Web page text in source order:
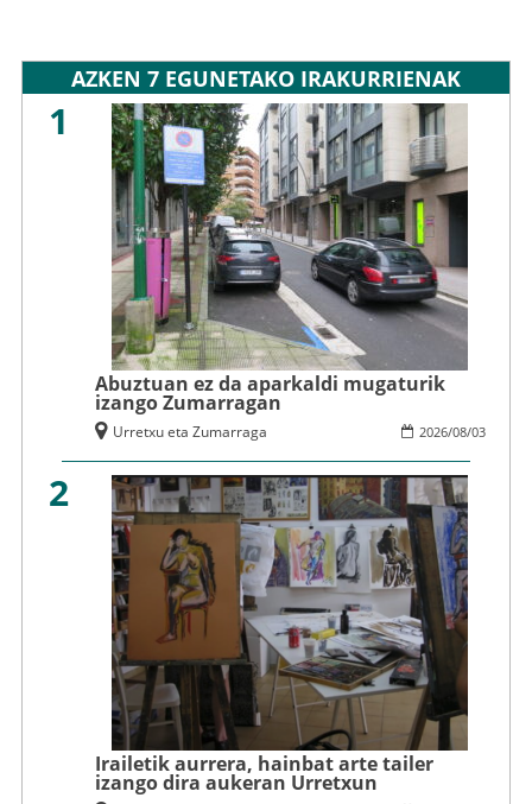
AZKEN 7 EGUNETAKO IRAKURRIENAK
1
Abuztuan ez da aparkaldi mugaturik
izango Zumarragan
2026/08/03
Urretxu eta Zumarraga
2
Irailetik aurrera, hainbat arte tailer
izango dira aukeran Urretxun